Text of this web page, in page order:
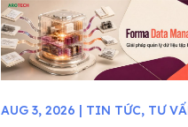
AUG 3, 2026 | TIN TỨC, TƯ